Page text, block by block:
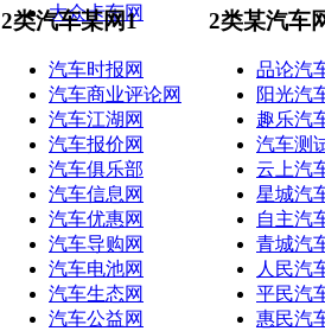
大众卡车网
2类汽车某网1
汽车时报网
汽车商业评论网
汽车江湖网
汽车报价网
汽车俱乐部
汽车信息网
汽车优惠网
汽车导购网
汽车电池网
汽车生态网
汽车公益网
2类某汽车
品论汽
阳光汽
趣乐汽
汽车测
云上汽
星城汽
自主汽
青城汽
人民汽
平民汽
惠民汽